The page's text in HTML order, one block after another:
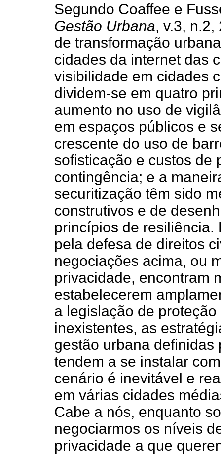
Segundo Coaffee e
Gestão Urbana, v.3,
de transformação
cidades da internet das
visibilidade em cidades
dividem-se em quatro
aumento no uso de
em espaços públicos e
crescente do uso de
sofisticação e custos de
contingência; e a
securitização têm sido
construtivos e de
princípios de resiliência.
pela defesa de direitos
negociações acima, ou
privacidade, encontram
estabelecerem
a legislação de
inexistentes, as
gestão urbana
tendem a se instalar
cenário é inevitável e
em várias cidades
Cabe a nós, enquanto
negociarmos os níveis
privacidade a que